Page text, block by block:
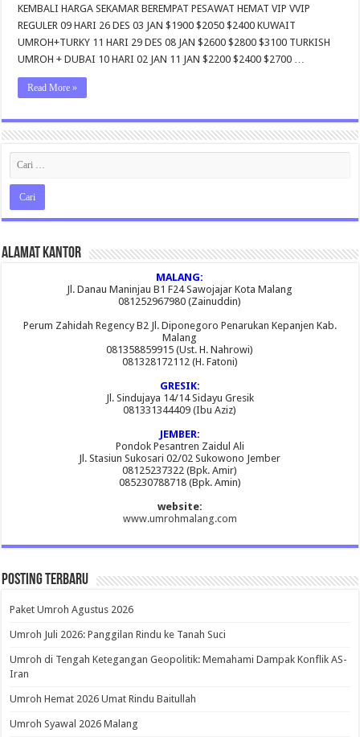
KEMBALI HARGA SEKAMAR BEREMPAT PESAWAT HEMAT VIP VVIP
REGULER 09 HARI 26 DES 03 JAN $1900 $2050 $2400 KUWAIT
UMROH+TURKY 11 HARI 29 DES 08 JAN $2600 $2800 $3100 TURKISH
UMROH + DUBAI 10 HARI 02 JAN 11 JAN $2200 $2400 $2700 …
Read More »
Alamat Kantor
MALANG:
Jl. Danau Maninjau B1 F24 Sawojajar Kota Malang
081252967980 (Zainuddin)
Perum Zahidah Regency B2 Jl. Diponegoro Penarukan Kepanjen Kab.
Malang
081358859915 (Ust. H. Nahrowi)
081328172112 (H. Fatoni)
GRESIK:
Jl. Sindujaya 14/14 Sidayu Gresik
081331344409 (Ibu Aziz)
JEMBER:
Pondok Pesantren Zaidul Ali
Jl. Stasiun Sukosari 02/02 Sukowono Jember
08125237322 (Bpk. Amir)
085230788718 (Bpk. Amin)
website:
www.umrohmalang.com
Posting Terbaru
Paket Umroh Agustus 2026
Umroh Juli 2026: Panggilan Rindu ke Tanah Suci
Umroh di Tengah Ketegangan Geopolitik: Memahami Dampak Konflik AS-
Iran
Umroh Hemat 2026 Umat Rindu Baitullah
Umroh Syawal 2026 Malang